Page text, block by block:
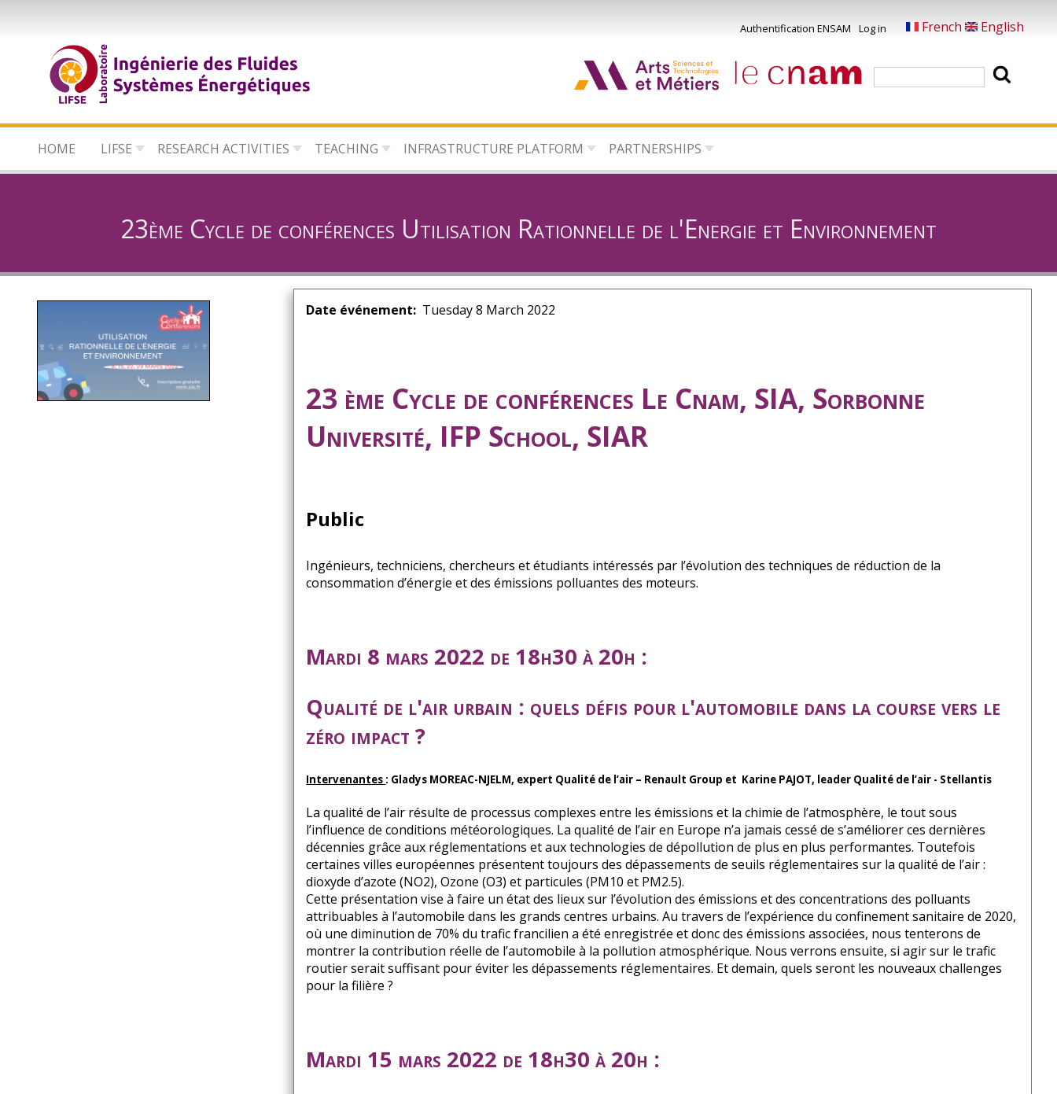
du
compte
Authentification ENSAM Log in French English
HOME LIFSE RESEARCH ACTIVITIES TEACHING INFRASTRUCTURE PLATFORM PARTNERSHIPS
23ème Cycle de conférences Utilisation Rationnelle de l'Energie et Environnement
Date événement Tuesday 8 March 2022
23 ème Cycle de conférences Le Cnam, SIA, Sorbonne
Université, IFP School, SIAR
Public
Ingénieurs, techniciens, chercheurs et étudiants intéressés par l’évolution des techniques de réduction de la
consommation d’énergie et des émissions polluantes des moteurs.
Mardi 8 mars 2022 de 18h30 à 20h :
Qualité de l'air urbain : quels défis pour l'automobile dans la course vers le
zéro impact ?
Intervenantes : Gladys MOREAC-NJELM, expert Qualité de l’air – Renault Group et Karine PAJOT, leader Qualité de l’air - Stellantis
La qualité de l’air résulte de processus complexes entre les émissions et la chimie de l’atmosphère, le tout sous
l’influence de conditions météorologiques. La qualité de l’air en Europe n’a jamais cessé de s’améliorer ces dernières
décennies grâce aux réglementations et aux technologies de dépollution de plus en plus performantes. Toutefois
certaines villes européennes présentent toujours des dépassements de seuils réglementaires sur la qualité de l’air :
dioxyde d’azote (NO2), Ozone (O3) et particules (PM10 et PM2.5).
Cette présentation vise à faire un état des lieux sur l’évolution des émissions et des concentrations des polluants
attribuables à l’automobile dans les grands centres urbains. Au travers de l’expérience du confinement sanitaire de 2020,
où une diminution de 70% du trafic francilien a été enregistrée et donc des émissions associées, nous tenterons de
montrer la contribution réelle de l’automobile à la pollution atmosphérique. Nous verrons ensuite, si agir sur le trafic
routier serait suffisant pour éviter les dépassements réglementaires. Et demain, quels seront les nouveaux challenges
pour la filière ?
Mardi 15 mars 2022 de 18h30 à 20h :